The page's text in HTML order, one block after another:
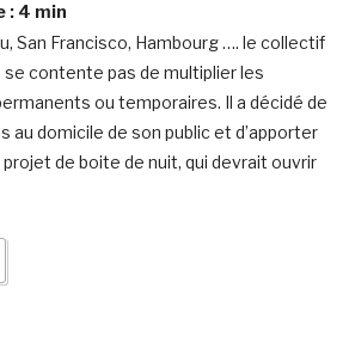
: 4 min
San Francisco, Hambourg …. le collectif
contente pas de multiplier les
ou temporaires. Il a décidé de
au domicile de son public et d’apporter
de boite de nuit, qui devrait ouvrir